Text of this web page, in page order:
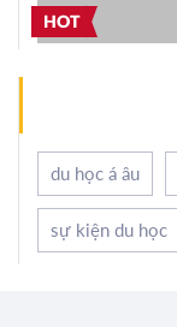
HOT
du học á âu
sự kiện du học